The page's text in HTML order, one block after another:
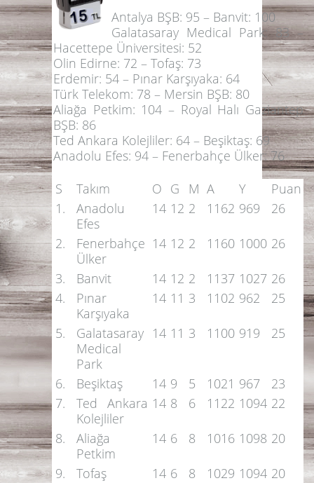
Antalya BŞB: 95 – Banvit: 100
Galatasaray Medical Park: 83–
Hacettepe Üniversitesi: 52
Olin Edirne: 72 – Tofaş: 73
Erdemir: 54 – Pınar Karşıyaka: 64
Türk Telekom: 78 – Mersin BŞB: 80
Aliağa Petkim: 104 – Royal Halı Gaziantep
BŞB: 86
Ted Ankara Kolejliler: 64 – Beşiktaş: 69
Anadolu Efes: 94 – Fenerbahçe Ülker: 76
S
Takım O G M A Y
Puan
1.
Anadolu
Efes
14 12 2 1162 969 26
2.
Fenerbahçe
Ülker
14 12 2 1160 1000 26
3. Banvit 14 12 2 1137 1027 26
4.
Pınar
Karşıyaka
14 11 3 1102 962 25
5.
Galatasaray
Medical
Park
14 11 3 1100 919 25
6. Beşiktaş 14 9 5 1021 967
23
7.
Ted Ankara
Kolejliler
14 8 6 1122 1094 22
8.
Aliağa
Petkim
14 6 8 1016 1098 20
9. Tofaş 14 6 8 1029 1094 20